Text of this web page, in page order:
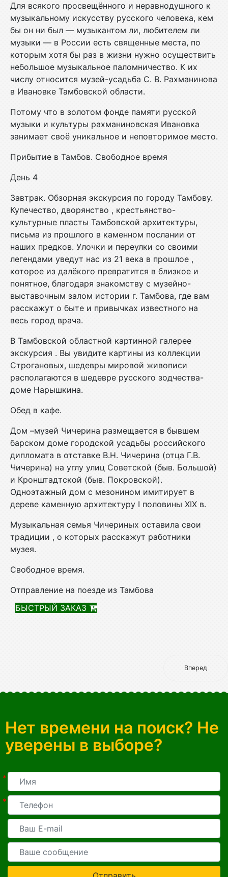
Для всякого просвещённого и неравнодушного к
музыкальному искусству русского человека, кем
бы он ни был — музыкантом ли, любителем ли
музыки — в России есть священные места, по
которым хотя бы раз в жизни нужно осуществить
небольшое музыкальное паломничество. К их
числу относится музей-усадьба С. В. Рахманинова
в Ивановке Тамбовской области.
Потому что в золотом фонде памяти русской
музыки и культуры рахманиновская Ивановка
занимает своё уникальное и неповторимое место.
Прибытие в Тамбов. Свободное время
День 4
Завтрак. Обзорная экскурсия по городу Тамбову.
Купечество, дворянство , крестьянство-
культурные пласты Тамбовской архитектуры,
письма из прошлого в каменном послании от
наших предков. Улочки и переулки со своими
легендами уведут нас из 21 века в прошлое ,
которое из далёкого превратится в близкое и
понятное, благодаря знакомству с музейно-
выставочным залом истории г. Тамбова, где вам
расскажут о быте и привычках известного на
весь город врача.
В Тамбовской областной картинной галерее
экскурсия . Bы увидите картины из коллекции
Строгановых, шедевры мировой живописи
располагаются в шедевре русского зодчества-
доме Нарышкина.
Обед в кафе.
Дом –музей Чичерина размещается в бывшем
барском доме городской усадьбы российского
дипломата в отставке В.Н. Чичерина (отца Г.В.
Чичерина) на углу улиц Советской (быв. Большой)
и Кронштадтской (быв. Покровской).
Одноэтажный дом с мезонином имитирует в
дереве каменную архитектуру I половины XIX в.
Музыкальная семья Чичериных оставила свои
традиции , о которых расскажут работники
музея.
Свободное время.
Отправление на поезде из Тамбова
БЫСТРЫЙ ЗАКАЗ
Вперед
Нет времени на поиск? Не
уверены в выборе?
*
*